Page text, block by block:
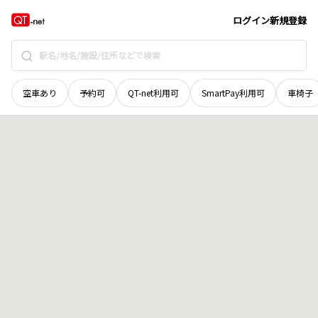
ログイン新規登録
空車あり 予約可 QT-net利用可 SmartPay利用可 車椅子
北海道